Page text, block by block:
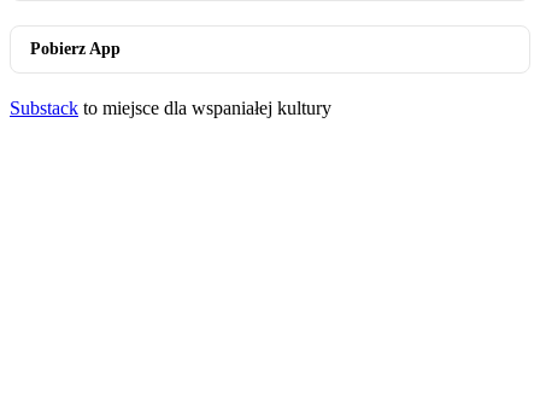
Pobierz App
Substack to miejsce dla wspaniałej kultury